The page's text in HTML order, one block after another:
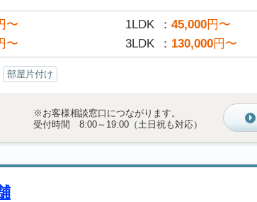
〜 1LDK 45,000円〜
〜 3LDK 130,000円〜
部屋片付け
※お客様相談窓口につながります。
受付時間 8:00～19:00（土日祝も対応）